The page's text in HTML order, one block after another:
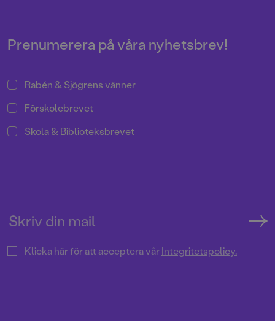
Prenumerera på våra nyhetsbrev!
Rabén & Sjögrens vänner
Förskolebrevet
Skola & Biblioteksbrevet
Klicka här för att acceptera vårIntegritetspolicy.